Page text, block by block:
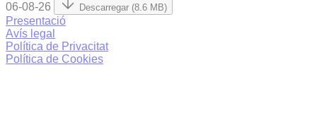
06-08-26 Descarregar (8.6 MB)
Presentació
Avís legal
Política de Privacitat
Política de Cookies